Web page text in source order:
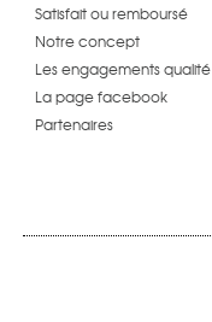
Satisfait ou remboursé
Notre concept
Les engagements qualité
La page facebook
Partenaires